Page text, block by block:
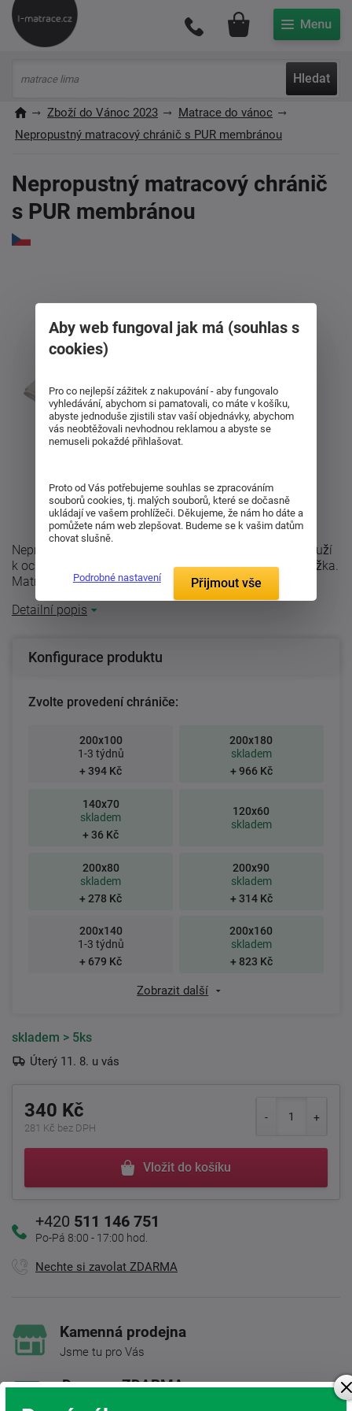
Hledat
Můj účet
Zboží do Vánoc 2023
Matrace do vánoc
Nepropustný matracový chránič s PUR membránou
Nepropustný matracový chránič
s PUR membránou
Nepropustný matracový chránič s PUR membránou slouží
k ochraně matrace před proniknutím tekutin do jádra lůžka.
Matracový chránič prodlužuje ...
Detailní popis
Konfigurace produktu
Zvolte provedení chrániče:
200x100
1-3 týdnů
+ 394 Kč
200x180
skladem
+ 966 Kč
140x70
skladem
+ 36 Kč
120x60
skladem
200x80
skladem
+ 278 Kč
200x90
skladem
+ 314 Kč
200x140
1-3 týdnů
+ 679 Kč
200x160
skladem
+ 823 Kč
Zobrazit další
skladem > 5ks
Úterý 11. 8. u vás
340 Kč
281 Kč bez DPH
Vložit do košíku
+420 511 146 751
Po-Pá 8:00 - 17:00 hod.
Nechte si zavolat ZDARMA
Kamenná prodejna
Jsme tu pro Vás
Doprava ZDARMA
Při nákupu nad 6 000 Kč
Aby web fungoval jak má (souhlas s
cookies)
Pro co nejlepší zážitek z nakupování - aby fungovalo
vyhledávání, abychom si pamatovali, co máte v košíku,
abyste jednoduše zjistili stav vaší objednávky, abychom
vás neobtěžovali nevhodnou reklamou a abyste se
nemuseli pokaždé přihlašovat.
Proto od Vás potřebujeme souhlas se zpracováním
souborů cookies, tj. malých souborů, které se dočasně
ukládají ve vašem prohlížeči. Děkujeme, že nám ho dáte a
pomůžete nám web zlepšovat. Budeme se k vašim datům
chovat slušně.
Podrobné nastavení Přijmout vše